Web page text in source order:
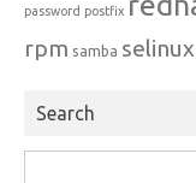
password postfix
rpm samba selinux
Search